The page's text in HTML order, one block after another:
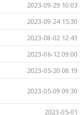
2023-09-29 10:03
2023-09-24 15:30
2023-08-02 12:43
2023-06-12 09:00
2023-05-20 08:19
2023-05-09 09:30
2023-05-01